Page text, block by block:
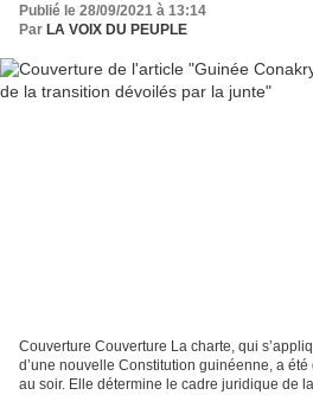
Publié le 28/09/2021 à 13:14
Par LA VOIX DU PEUPLE
Couverture Couverture La charte, qui
d’une nouvelle Constitution guinéenne, a
au soir. Elle détermine le cadre juridique de